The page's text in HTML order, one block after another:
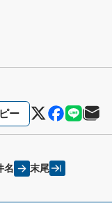
ー
名 末尾